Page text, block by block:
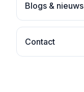
Blogs & nieuws
Contact